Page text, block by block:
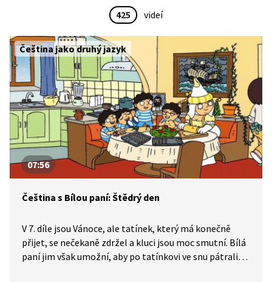
425 videí
Čeština jako druhý jazyk
07:56
Čeština s Bílou paní: Štědrý den
V 7. díle jsou Vánoce, ale tatínek, který má konečně
přijet, se nečekaně zdržel a kluci jsou moc smutní. Bílá
paní jim však umožní, aby po tatínkovi ve snu pátrali